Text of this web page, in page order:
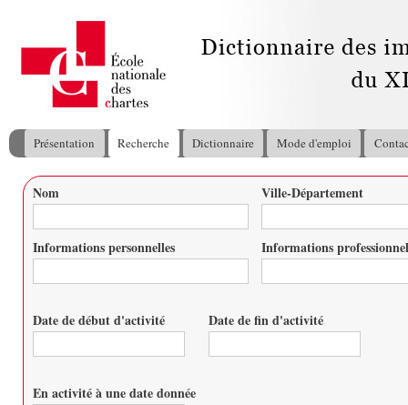
Menu principal
Présentation Recherche Dictionnaire Mode d'emploi
Vous êtes ici
Nom Ville-Département
Informations personnelles Informations
Date de début d'activité Date de fin d'activité
En activité à une date donnée